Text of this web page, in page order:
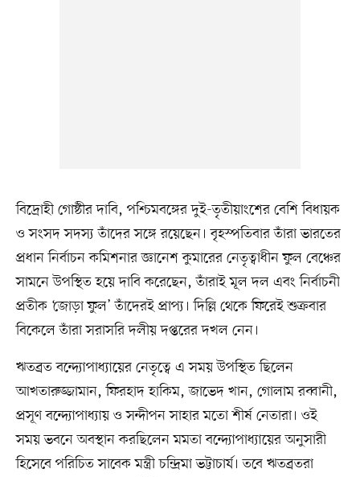
বিদ্রোহী গোষ্ঠীর দাবি, পশ্চিমবঙ্গের দুই-তৃতীয়াংশের বেশি বিধায়ক
ও সংসদ সদস্য তাঁদের সঙ্গে রয়েছেন। বৃহস্পতিবার তাঁরা ভারতের
প্রধান নির্বাচন কমিশনার জ্ঞানেশ কুমারের নেতৃত্বাধীন ফুল বেঞ্চের
সামনে উপস্থিত হয়ে দাবি করেছেন, তাঁরাই মূল দল এবং নির্বাচনী
প্রতীক ‘জোড়া ফুল’ তাঁদেরই প্রাপ্য। দিল্লি থেকে ফিরেই শুক্রবার
বিকেলে তাঁরা সরাসরি দলীয় দপ্তরের দখল নেন।
ঋতব্রত বন্দ্যোপাধ্যায়ের নেতৃত্বে এ সময় উপস্থিত ছিলেন
আখতারুজ্জামান, ফিরহাদ হাকিম, জাভেদ খান, গোলাম রব্বানী,
প্রসূণ বন্দ্যোপাধ্যায় ও সন্দীপন সাহার মতো শীর্ষ নেতারা। ওই
সময় ভবনে অবস্থান করছিলেন মমতা বন্দ্যোপাধ্যায়ের অনুসারী
হিসেবে পরিচিত সাবেক মন্ত্রী চন্দ্রিমা ভট্টাচার্য। তবে ঋতব্রতরা